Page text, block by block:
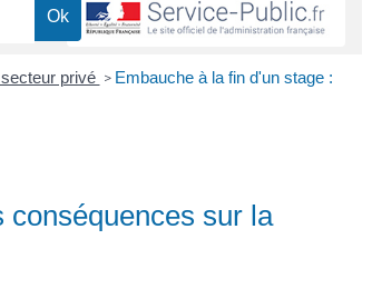
privé > Embauche à la fin d'un stage :
conséquences sur la